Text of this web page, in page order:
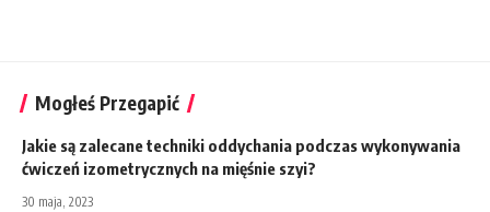
Mogłeś Przegapić
Jakie są zalecane techniki oddychania podczas wykonywania
ćwiczeń izometrycznych na mięśnie szyi?
30 maja, 2023